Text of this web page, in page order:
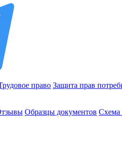
право Защита прав
Образцы документов Схема